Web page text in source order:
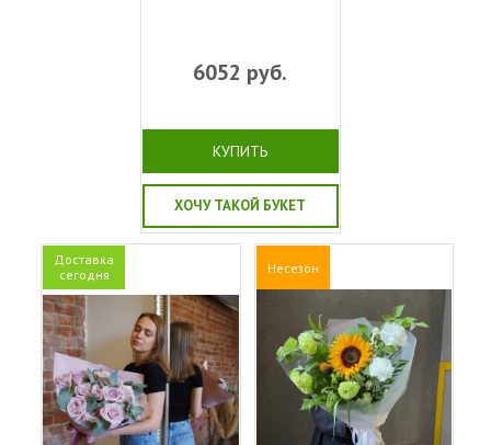
6052 руб.
КУПИТЬ
ХОЧУ ТАКОЙ БУКЕТ
Доставка
сегодня
Несезон